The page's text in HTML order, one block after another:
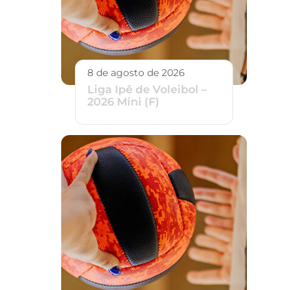
8 de agosto de 2026
Liga Ipê de Voleibol –
2026 Mini (F)